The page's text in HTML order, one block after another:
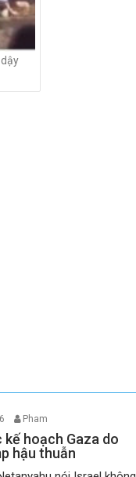
Pham
kế hoạch Gaza do
hậu thuẫn